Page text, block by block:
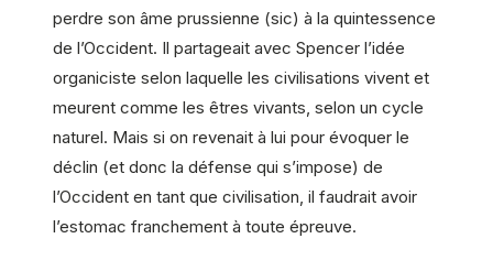
perdre son âme prussienne (sic) à la quintessence
de l’Occident. Il partageait avec Spencer l’idée
organiciste selon laquelle les civilisations vivent et
meurent comme les êtres vivants, selon un cycle
naturel. Mais si on revenait à lui pour évoquer le
déclin (et donc la défense qui s’impose) de
l’Occident en tant que civilisation, il faudrait avoir
l’estomac franchement à toute épreuve.